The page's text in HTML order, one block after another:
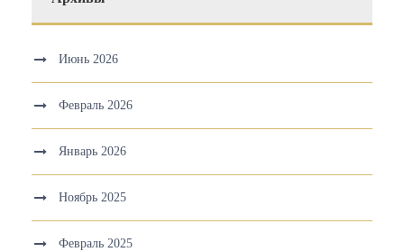
Июнь 2026
Февраль 2026
Январь 2026
Ноябрь 2025
Февраль 2025